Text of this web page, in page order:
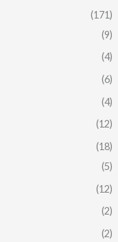
(171)
(9)
(4)
(6)
(4)
(12)
(18)
(5)
(12)
(2)
(2)